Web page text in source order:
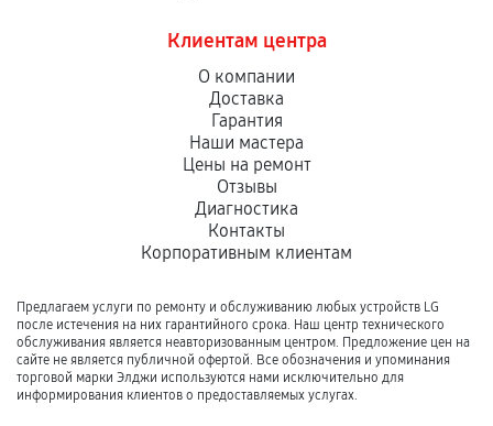
Клиентам центра
О компании
Доставка
Гарантия
Наши мастера
Цены на ремонт
Отзывы
Диагностика
Контакты
Корпоративным клиентам
Предлагаем услуги по ремонту и обслуживанию любых устройств LG
после истечения на них гарантийного срока. Наш центр технического
обслуживания является неавторизованным центром. Предложение цен на
сайте не является публичной офертой. Все обозначения и упоминания
торговой марки Элджи используются нами исключительно для
информирования клиентов о предоставляемых услугах.